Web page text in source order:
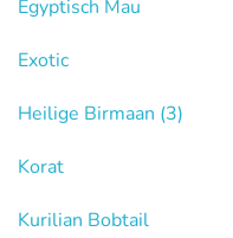
Egyptisch Mau
Exotic
Heilige Birmaan (3)
Korat
Kurilian Bobtail